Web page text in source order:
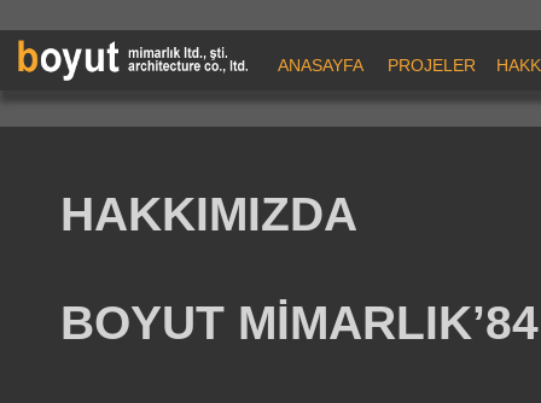
ANASAYFA PROJELER
HAKKIMIZDA
BOYUT MİMARLIK’84